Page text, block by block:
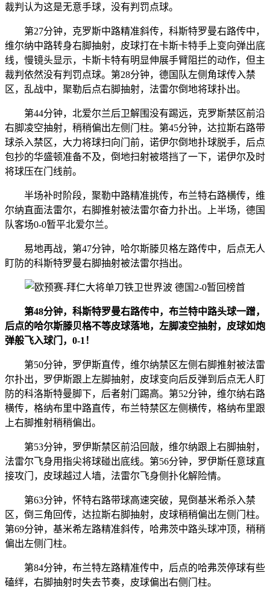
裁判认为这是无意手球，没有判罚点球。
第27分钟，克罗斯中路精准斜传，科斯特罗曼右路传中，
维尔纳中路转身右脚抽射，皮球打在卡斯卡特手上变向弹出底
线，慢镜头显示，卡斯卡特有明显伸展手臂阻拦的动作，但主
裁判依然没有判罚点球。第28分钟，德国队左侧角球传入禁
区，乱战中，聚勒后点右脚抽射，法雷尔倒地将球扑出。
第44分钟，北爱尔兰后卫解围没有踢远，克罗斯禁区前沿
右脚凌空抽射，稍稍偏出左侧门柱。第45分钟，达拉斯右路带
球杀入禁区，大力将球扫向门前，诺伊尔倒地扑球脱手，后点
包抄的华盛顿准备不及，倒地扫射被塔挡了一下，诺伊尔及时
将球压在门线前。
半场补时阶段，聚勒中路精准挑传，布兰特右路横传，维
尔纳直面法雷尔，右脚推射被法雷尔奋力扑出。上半场，德国
队客场0-0暂平北爱尔兰。
易地再战，第47分钟，哈尔斯滕贝格左路传中，后点无人
盯防的科斯特罗曼右脚抽射被法雷尔挡出。
第48分钟，科斯特罗曼右路传中，布兰特中路头球一蹭，
后点的哈尔斯滕贝格不等皮球落地，左脚凌空抽射，皮球如炮
弹般飞入球门，0-1！
第50分钟，罗伊斯直传，维尔纳禁区左侧右脚推射被法雷
尔扑出，罗伊斯跟上左脚抽射，皮球变向后反弹到后点无人盯
防的科洛斯特曼脚下，后者射门踢高。第52分钟，维尔纳右路
横传，格纳布里中路直传，布兰特禁区左侧横传，格纳布里跟
上右脚推射稍稍偏出。
第53分钟，罗伊斯禁区前沿回敲，维尔纳跟上右脚抽射，
法雷尔飞身用指尖将球碰出底线。第56分钟，罗伊斯任意球直
接攻门，皮球越过人墙，法雷尔飞身侧扑化解险情。
第63分钟，怀特右路带球高速突破，晃倒基米希杀入禁
区，倒三角回传，达拉斯右脚抽射，皮球稍稍偏出左侧门柱。
第69分钟，基米希左路精准斜传，哈弗茨中路头球冲顶，稍稍
偏出左侧门柱。
第84分钟，布兰特左路精准传中，后点的哈弗茨停球有些
磕绊，右脚抽射时失去节奏，皮球偏出右侧门柱。